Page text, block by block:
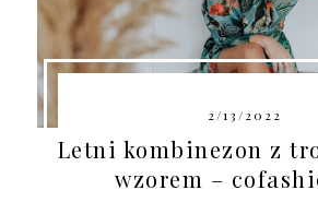
2/13/2022
Letni kombinezon z
wzorem –